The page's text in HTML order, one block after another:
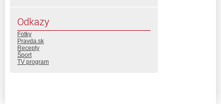
Odkazy
Fotky
Pravda.sk
Recepty
Šport
TV program